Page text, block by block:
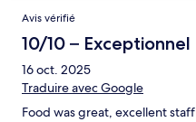
Avis vérifié
10/10 – Exceptionnel
16 oct. 2025
Traduire avec Google
Food was great, excellent staff